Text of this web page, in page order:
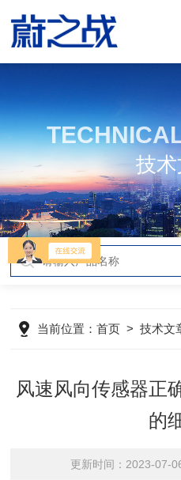
技
当前位置：首页 >技术文
风速风向传感器正
的
更新时间：2023-